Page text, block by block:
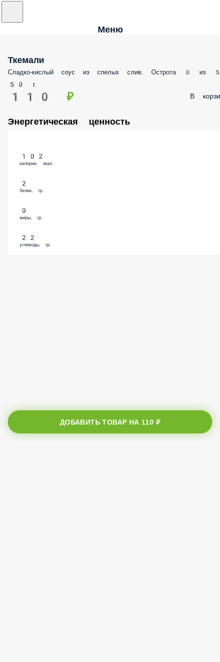
Меню
Ткемали
Сладко-кислый соус из спелых слив. Острота 0 из
50 г.
110 ₽ В
Энергетическая ценность
102
калории, ккал.
2
белки, гр.
0
жиры, гр.
22
углеводы, гр.
ДОБАВИТЬ ТОВАР НА 110 ₽